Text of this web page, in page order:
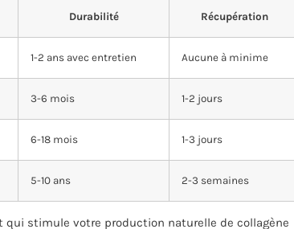
Durabilité Récupération
1-2 ans avec entretien Aucune à minime
3-6 mois 1-2 jours
6-18 mois 1-3 jours
5-10 ans 2-3 semaines
qui stimule votre production naturelle de collagène